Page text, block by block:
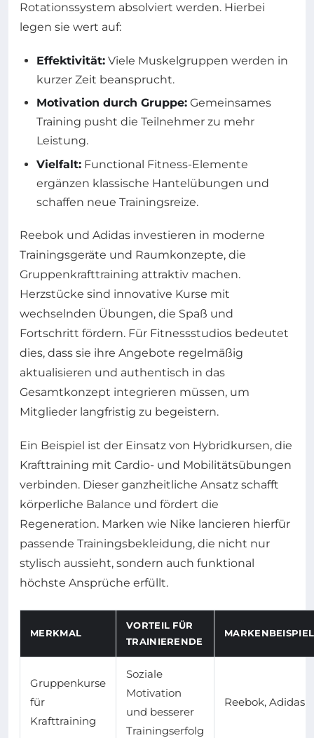
Rotationssystem absolviert werden. Hierbei
legen sie wert auf:
Effektivität: Viele Muskelgruppen werden in
kurzer Zeit beansprucht.
Motivation durch Gruppe: Gemeinsames
Training pusht die Teilnehmer zu mehr
Leistung.
Vielfalt: Functional Fitness-Elemente
ergänzen klassische Hantelübungen und
schaffen neue Trainingsreize.
Reebok und Adidas investieren in moderne
Trainingsgeräte und Raumkonzepte, die
Gruppenkrafttraining attraktiv machen.
Herzstücke sind innovative Kurse mit
wechselnden Übungen, die Spaß und
Fortschritt fördern. Für Fitnessstudios bedeutet
dies, dass sie ihre Angebote regelmäßig
aktualisieren und authentisch in das
Gesamtkonzept integrieren müssen, um
Mitglieder langfristig zu begeistern.
Ein Beispiel ist der Einsatz von Hybridkursen, die
Krafttraining mit Cardio- und Mobilitätsübungen
verbinden. Dieser ganzheitliche Ansatz schafft
körperliche Balance und fördert die
Regeneration. Marken wie Nike lancieren hierfür
passende Trainingsbekleidung, die nicht nur
stylisch aussieht, sondern auch funktional
höchste Ansprüche erfüllt.
MERKMAL
VORTEIL FÜR
TRAINIERENDE
Gruppenkurse
für
Krafttraining
Soziale
Motivation
und besserer
Trainingserfolg
Reebok, Adidas